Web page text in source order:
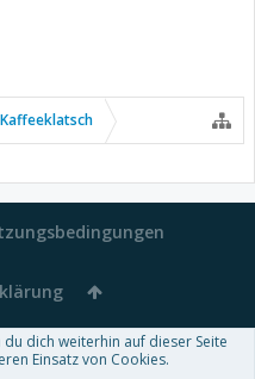
Kaffeeklatsch
-Deutsch von xenDach
dich weiterhin auf dieser Seite
Einsatz von Cookies.